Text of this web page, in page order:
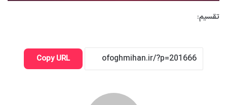
تقسیم:
Copy URL